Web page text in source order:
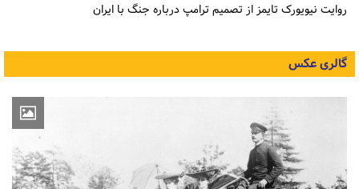
روایت نیویورک تایمز از تصمیم ترامپ درباره جنگ با ایران
گالری عکس